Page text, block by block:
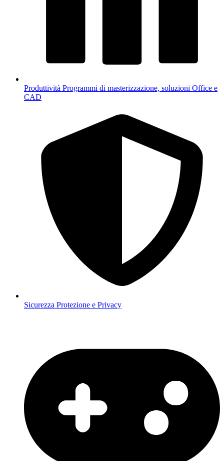
Produttività Programmi di masterizzazione, soluzioni Office e
CAD
Sicurezza Protezione e Privacy